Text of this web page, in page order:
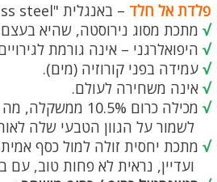
פלדת אל חלד – באנגלית "stainless steel" סטיינלס סטיל.
√ מתכת מסוג נירוסטה, שהיא
√ היפואלרגני – אינה גורמת
√ עמידה בפני קורוזיה (מים).
√ אינה משחירה לעולם.
√ מכילה כרום 10.5% ממשקלה, מה שמסייע
לשמור על הגוון הטבעי שלה
√ מתכת יחסית זולה למול כסף
ועדיין, נראית לא פחות טוב, עם